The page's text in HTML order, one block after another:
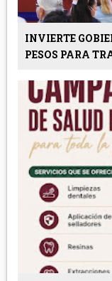
INVIERTE
PESOS PARA